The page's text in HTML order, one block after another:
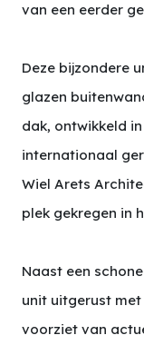
van een eerder
Deze bijzondere
glazen
dak, ontwikkeld
internationaal
Wiel Arets
plek gekregen in
Naast een
unit uitgerust
voorziet van